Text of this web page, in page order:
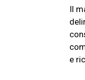
Il
e